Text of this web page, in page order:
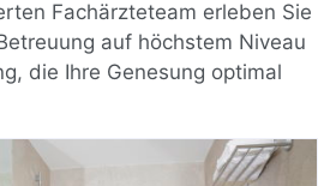
Fachärzteteam erleben Sie
auf höchstem Niveau
die Ihre Genesung optimal